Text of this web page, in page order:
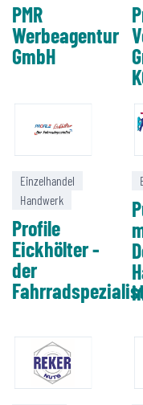
PMR
Werbeagentur
GmbH
Einzelhandel
Handwerk
Profile
Eickhölter -
der